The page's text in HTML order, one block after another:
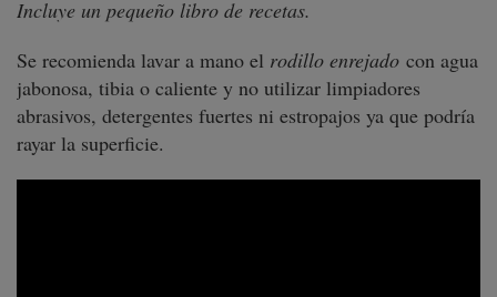
Incluye un pequeño libro de recetas.
Se recomienda lavar a mano el rodillo enrejado con agua
jabonosa, tibia o caliente y no utilizar limpiadores
abrasivos, detergentes fuertes ni estropajos ya que podría
rayar la superficie.